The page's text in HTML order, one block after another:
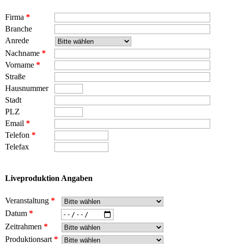
Firma *
Branche
Anrede
Nachname *
Vorname *
Straße
Hausnummer
Stadt
PLZ
Email *
Telefon *
Telefax
Liveproduktion Angaben
Veranstaltung *
Datum *
Zeitrahmen *
Produktionsart *